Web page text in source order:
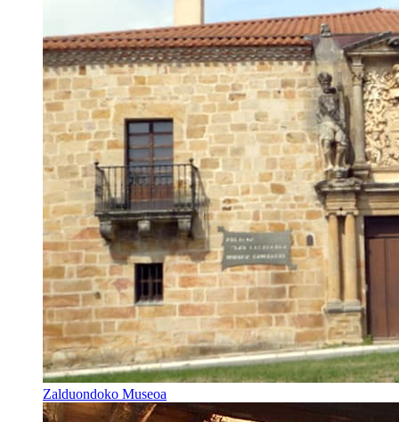
Zalduondoko Museoa